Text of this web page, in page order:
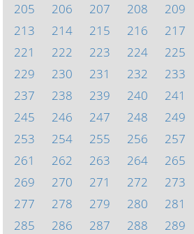
205
206 207 208 209
213
214 215 216 217
221
222 223 224 225
229
230 231 232 233
237
238 239 240 241
245
246 247 248 249
253
254 255 256 257
261
262 263 264 265
269
270 271 272 273
277
278 279 280 281
285
286 287 288 289